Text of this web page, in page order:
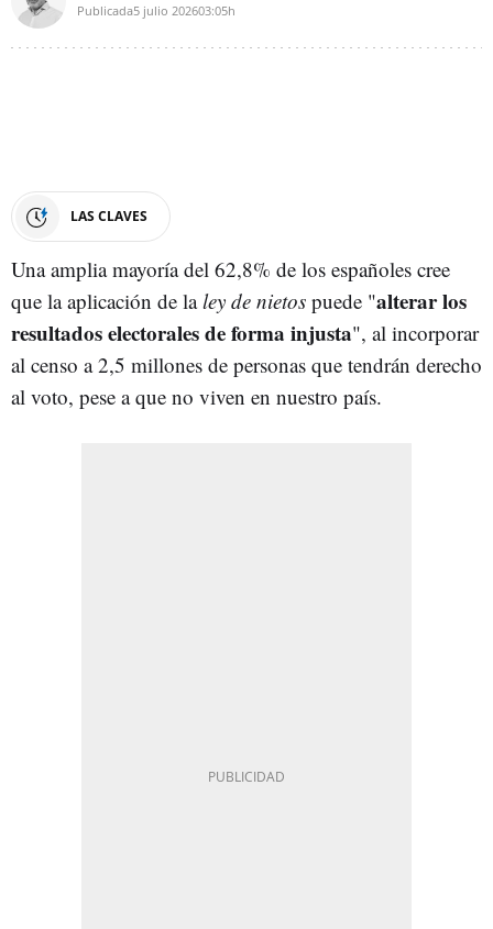
Publicada5 julio 202603:05h
LAS CLAVES
Una amplia mayoría del 62,8% de los españoles cree
que la aplicación de laley de nietos puede "alterar los
resultados electorales de forma injusta", al incorporar
al censo a 2,5 millones de personas que tendrán derecho
al voto, pese a que no viven en nuestro país.